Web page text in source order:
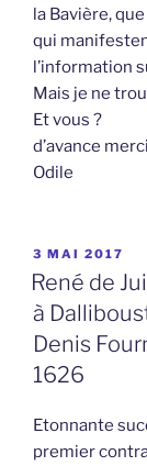
la Bavière,
qui
l’information
Mais je ne
Et vous ?
d’avance
Odile
PUBLIÉ
LE
3 MAI 2017
René de
à
Denis
1626
Etonnante
premier